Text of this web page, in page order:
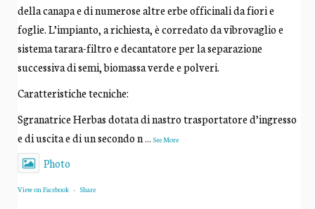
della canapa e di numerose altre erbe officinali da fiori e
foglie. L’impianto, a richiesta, è corredato da vibrovaglio e
sistema tarara-filtro e decantatore per la separazione
successiva di semi, biomassa verde e polveri.
Caratteristiche tecniche:
Sgranatrice Herbas dotata di nastro trasportatore d’ingresso
e di uscita e di un secondo n... See More
Photo
View on Facebook · Share